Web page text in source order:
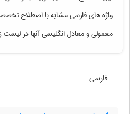
واژه های فارسی مشابه با اصطلاح
معمولیو معادل انگلیسی آنها در
فارسی